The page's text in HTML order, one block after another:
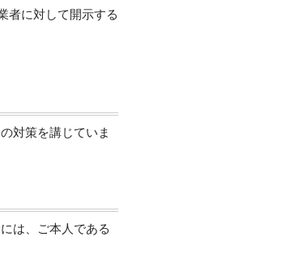
者に対して開示する
対策を講じていま
は、ご本人である